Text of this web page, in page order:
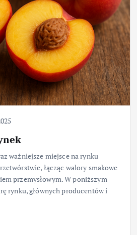
ważniejsze miejsce na rynku
łącząc walory smakowe
przemysłowym. W poniższym
rynku, głównych producentów i